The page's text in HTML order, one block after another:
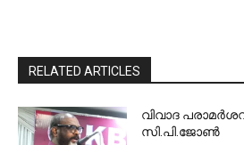
RELATED ARTICLES
വിവാദ
സി.പി.ജോൺ